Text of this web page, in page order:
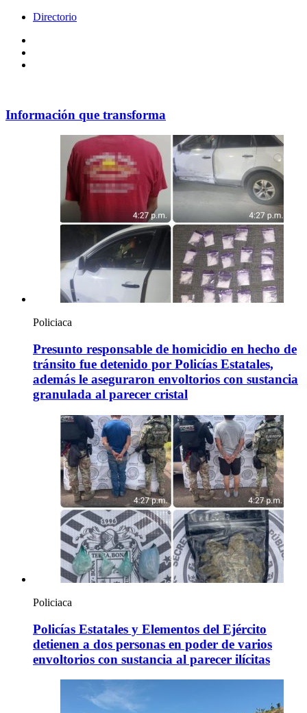
Directorio
Información que transforma
Policiaca
Presunto responsable de homicidio en hecho de
tránsito fue detenido por Policías Estatales,
además le aseguraron envoltorios con sustancia
granulada al parecer cristal
Policiaca
Policías Estatales y Elementos del Ejército
detienen a dos personas en poder de varios
envoltorios con sustancia al parecer ilícitas